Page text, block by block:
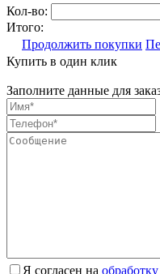
Кол-во:
Итого:
Продолжить покупки
Купить в один клик
Заполните данные для
Я согласен на